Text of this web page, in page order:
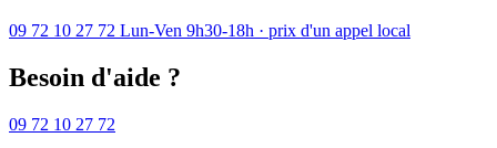
09 72 10 27 72 Lun-Ven 9h30-18h · prix d'un appel local
Besoin d'aide ?
09 72 10 27 72